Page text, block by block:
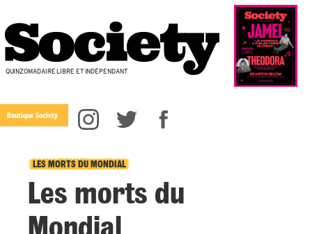
QUINZOMADAIRE LIBRE ET INDÉPENDANT
Boutique Society
LES MORTS DU MONDIAL
Les morts du
Mondial